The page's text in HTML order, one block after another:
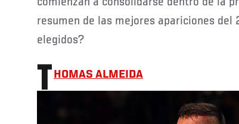
resumen de las mejores apariciones del
elegidos?
T HOMAS ALMEIDA